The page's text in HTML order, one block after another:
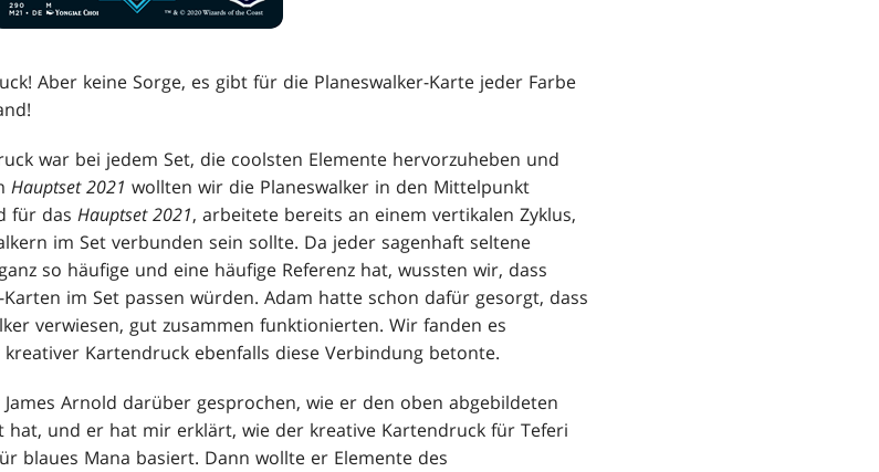
Aber keine Sorge, es gibt für die Planeswalker-Karte jeder Farbe
war bei jedem Set, die coolsten Elemente hervorzuheben und
Hauptset 2021 wollten wir die Planeswalker in den Mittelpunkt
für das Hauptset 2021, arbeitete bereits an einem vertikalen Zyklus,
im Set verbunden sein sollte. Da jeder sagenhaft seltene
so häufige und eine häufige Referenz hat, wussten wir, dass
im Set passen würden. Adam hatte schon dafür gesorgt, dass
verwiesen, gut zusammen funktionierten. Wir fanden es
Kartendruck ebenfalls diese Verbindung betonte.
Arnold darüber gesprochen, wie er den oben abgebildeten
hat, und er hat mir erklärt, wie der kreative Kartendruck für Teferi
blaues Mana basiert. Dann wollte er Elemente des